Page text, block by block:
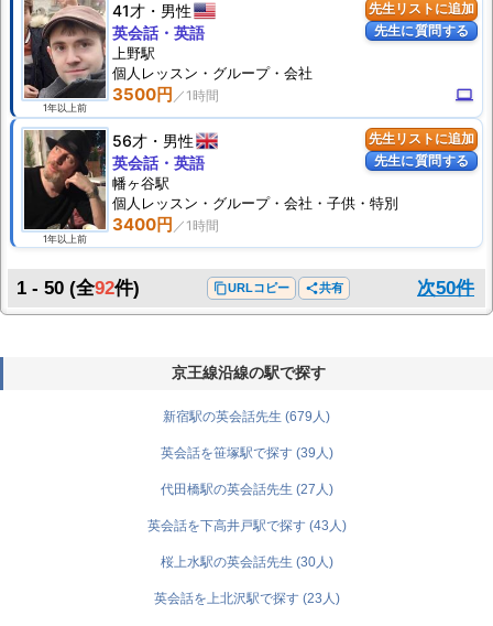
先生リストに追加
先生に質問する
1年以上前
41才 男性
3500円 computer
英会話・英語
上野駅
個人 レッスン ・グループ・会社
先生リストに追加
先生に質問する
1年以上前
56才 男性
3400円
英会話・英語
幡ヶ谷駅
個人 レッスン ・グループ・会社・子供・特別
1 - 50 (全92件) content_copyURLコピー share共有 次50件
京王線沿線の駅で探す
新宿駅の英会話先生 (679人)
英会話を笹塚駅で探す (39人)
代田橋駅の英会話先生 (27人)
英会話を下高井戸駅で探す (43人)
桜上水駅の英会話先生 (30人)
英会話を上北沢駅で探す (23人)